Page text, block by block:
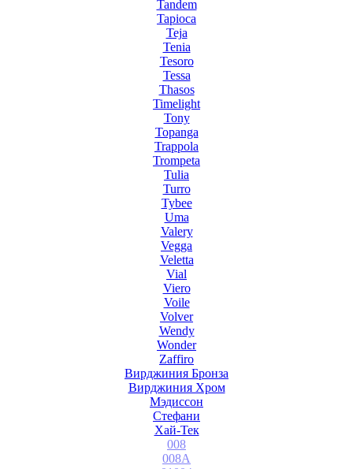
Tandem
Tapioca
Teja
Tenia
Tesoro
Tessa
Thasos
Timelight
Tony
Topanga
Trappola
Trompeta
Tulia
Turro
Tybee
Uma
Valery
Vegga
Veletta
Vial
Viero
Voile
Volver
Wendy
Wonder
Zaffiro
Вирджиния Бронза
Вирджиния Хром
Мэдиссон
Стефани
Хай-Тек
008
008A